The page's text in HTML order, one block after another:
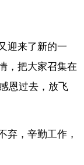
迎来了新的一
，把大家召集在
恩过去，放飞
弃，辛勤工作，